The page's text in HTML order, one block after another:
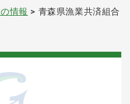
情報 青森県漁業共済組合